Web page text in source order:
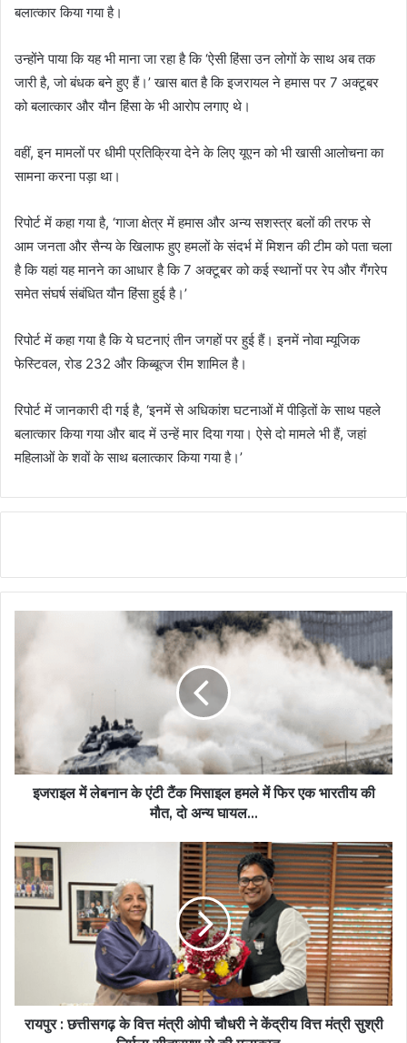
बलात्कार किया गया है।
उन्होंने पाया कि यह भी माना जा रहा है कि ‘ऐसी हिंसा उन लोगों के साथ अब तक
जारी है, जो बंधक बने हुए हैं।’ खास बात है कि इजरायल ने हमास पर 7 अक्टूबर
को बलात्कार और यौन हिंसा के भी आरोप लगाए थे।
वहीं, इन मामलों पर धीमी प्रतिक्रिया देने के लिए यूएन को भी खासी आलोचना का
सामना करना पड़ा था।
रिपोर्ट में कहा गया है, ‘गाजा क्षेत्र में हमास और अन्य सशस्त्र बलों की तरफ से
आम जनता और सैन्य के खिलाफ हुए हमलों के संदर्भ में मिशन की टीम को पता चला
है कि यहां यह मानने का आधार है कि 7 अक्टूबर को कई स्थानों पर रेप और गैंगरेप
समेत संघर्ष संबंधित यौन हिंसा हुई है।’
रिपोर्ट में कहा गया है कि ये घटनाएं तीन जगहों पर हुई हैं। इनमें नोवा म्यूजिक
फेस्टिवल, रोड 232 और किब्बूत्ज रीम शामिल है।
रिपोर्ट में जानकारी दी गई है, ‘इनमें से अधिकांश घटनाओं में पीड़ितों के साथ पहले
बलात्कार किया गया और बाद में उन्हें मार दिया गया। ऐसे दो मामले भी हैं, जहां
महिलाओं के शवों के साथ बलात्कार किया गया है।’
इजराइल में लेबनान के एंटी टैंक मिसाइल हमले में फिर एक भारतीय की
मौत, दो अन्य घायल...
रायपुर : छत्तीसगढ़ के वित्त मंत्री ओपी चौधरी ने केंद्रीय वित्त मंत्री सुश्री